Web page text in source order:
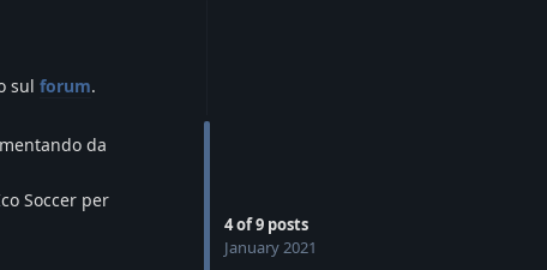
4of9 posts
January 2021
sul forum.
da
Soccer per